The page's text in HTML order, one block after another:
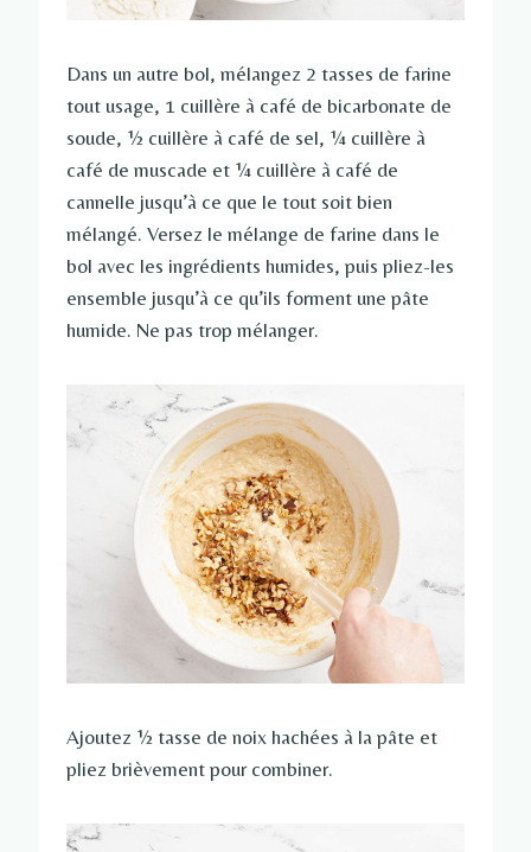
Dans un autre bol, mélangez 2 tasses de farine
tout usage, 1 cuillère à café de bicarbonate de
soude, ½ cuillère à café de sel, ¼ cuillère à
café de muscade et ¼ cuillère à café de
cannelle jusqu’à ce que le tout soit bien
mélangé. Versez le mélange de farine dans le
bol avec les ingrédients humides, puis pliez-les
ensemble jusqu’à ce qu’ils forment une pâte
humide. Ne pas trop mélanger.
Ajoutez ½ tasse de noix hachées à la pâte et
pliez brièvement pour combiner.